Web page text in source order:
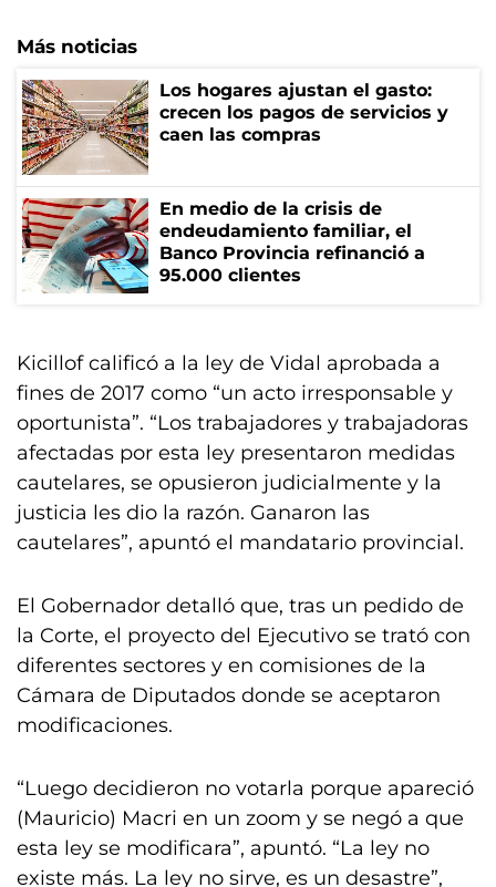
Más noticias
Los hogares ajustan el gasto:
crecen los pagos de servicios y
caen las compras
En medio de la crisis de
endeudamiento familiar, el
Banco Provincia refinanció a
95.000 clientes
Kicillof calificó a la ley de Vidal aprobada a
fines de 2017 como “un acto irresponsable y
oportunista”. “Los trabajadores y trabajadoras
afectadas por esta ley presentaron medidas
cautelares, se opusieron judicialmente y la
justicia les dio la razón. Ganaron las
cautelares”, apuntó el mandatario provincial.
El Gobernador detalló que, tras un pedido de
la Corte, el proyecto del Ejecutivo se trató con
diferentes sectores y en comisiones de la
Cámara de Diputados donde se aceptaron
modificaciones.
“Luego decidieron no votarla porque apareció
(Mauricio) Macri en un zoom y se negó a que
esta ley se modificara”, apuntó. “La ley no
existe más. La ley no sirve, es un desastre”,